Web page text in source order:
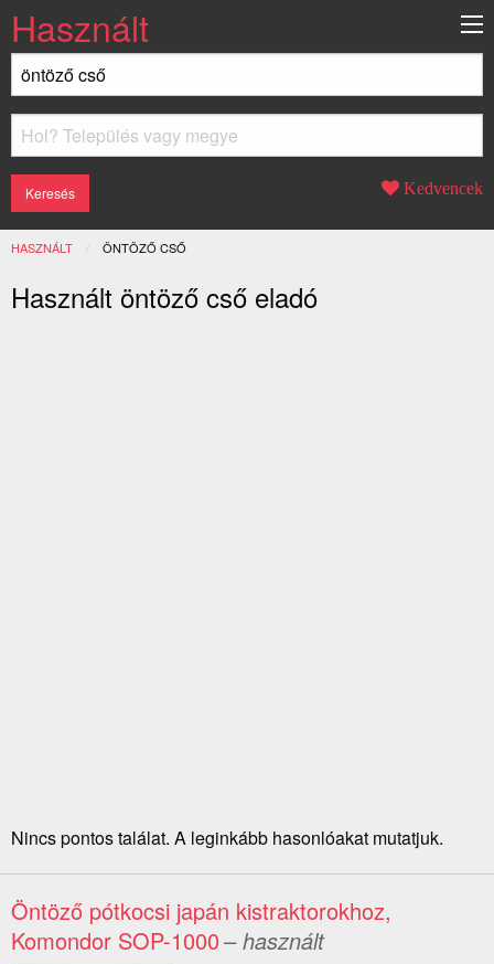
Használt
Kedvencek
HASZNÁLT JELENLEGI:
ÖNTÖZŐ CSŐ
Használt öntöző cső eladó
Nincs pontos találat. A leginkább hasonlóakat mutatjuk.
Öntöző pótkocsi japán kistraktorokhoz,
Komondor SOP-1000– használt